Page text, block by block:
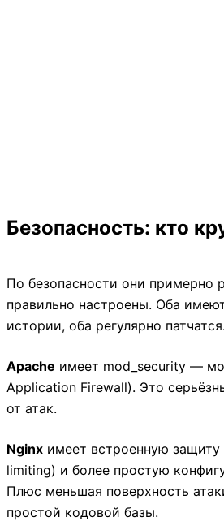
Безопасность: кто
По безопасности они примерно
правильно настроены. Оба
истории, оба регулярно патчатся.
Apache имеет mod_security —
Application Firewall). Это
от атак.
Nginx имеет встроенную защиту
limiting) и более простую
Плюс меньшая поверхность
простой кодовой базы.